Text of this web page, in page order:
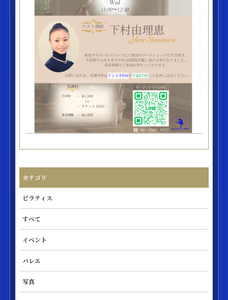
カテゴリ
ピラティス
すべて
イベント
バレエ
写真